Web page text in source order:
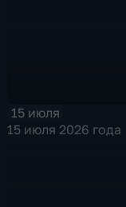
15 июля
15 июля 2026 года